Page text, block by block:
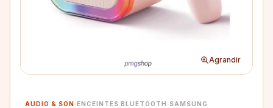
Agrandir
AUDIO & SON·ENCEINTES BLUETOOTH · SAMSUNG